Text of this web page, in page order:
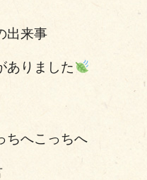
出来事
ありました
ちへこっちへ